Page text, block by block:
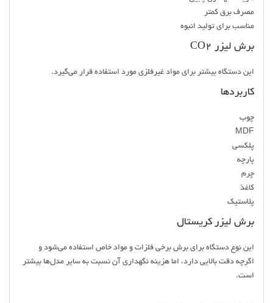
مصرف برق کمتر
مناسب برای تولید انبوه
برش لیزر CO2
این دستگاه بیشتر برای مواد غیرفلزی مورد استفاده قرار می‌گیرد.
کاربردها
چوب
MDF
پلکسی
پارچه
چرم
کاغذ
پلاستیک
برش لیزر کریستال
این نوع دستگاه برای برش برخی فلزات و مواد خاص استفاده می‌شود و
اگرچه دقت بالایی دارد، اما هزینه نگهداری آن نسبت به سایر مدل‌ها بیشتر
است.